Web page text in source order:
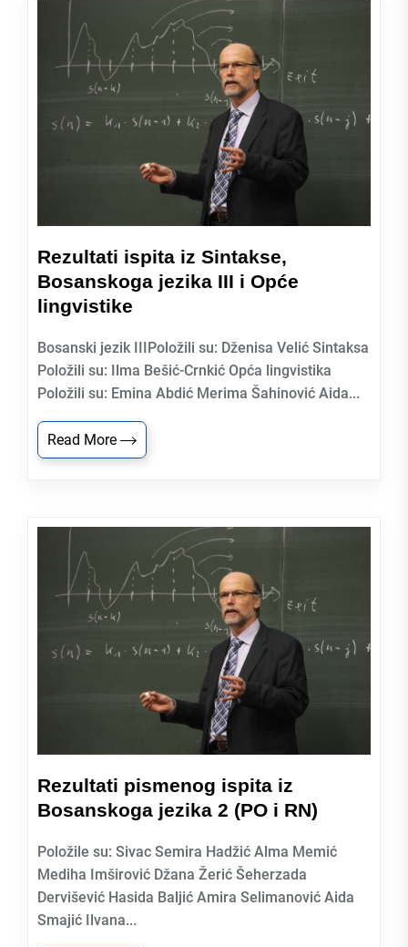
Rezultati ispita iz Sintakse,
Bosanskoga jezika III i Opće
lingvistike
Bosanski jezik IIIPoložili su: Dženisa Velić Sintaksa
Položili su: Ilma Bešić-Crnkić Opća lingvistika
Položili su: Emina Abdić Merima Šahinović Aida...
Read More
Rezultati pismenog ispita iz
Bosanskoga jezika 2 (PO i RN)
Položile su: Sivac Semira Hadžić Alma Memić
Mediha Imširović Džana Žerić Šeherzada
Dervišević Hasida Baljić Amira Selimanović Aida
Smajić Ilvana...